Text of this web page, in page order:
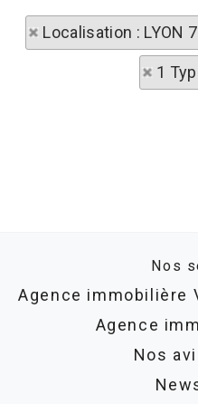
Localisation : LYON
1
Nos
Agence immobilière
Agence
Nos